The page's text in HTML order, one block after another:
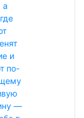
а
и
по-
—